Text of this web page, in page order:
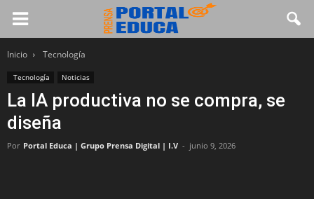
Inicio Tecnología
Tecnología Noticias
La IA productiva no se compra, se
diseña
Por Portal Educa | Grupo Prensa Digital | I.V - junio 9, 2026